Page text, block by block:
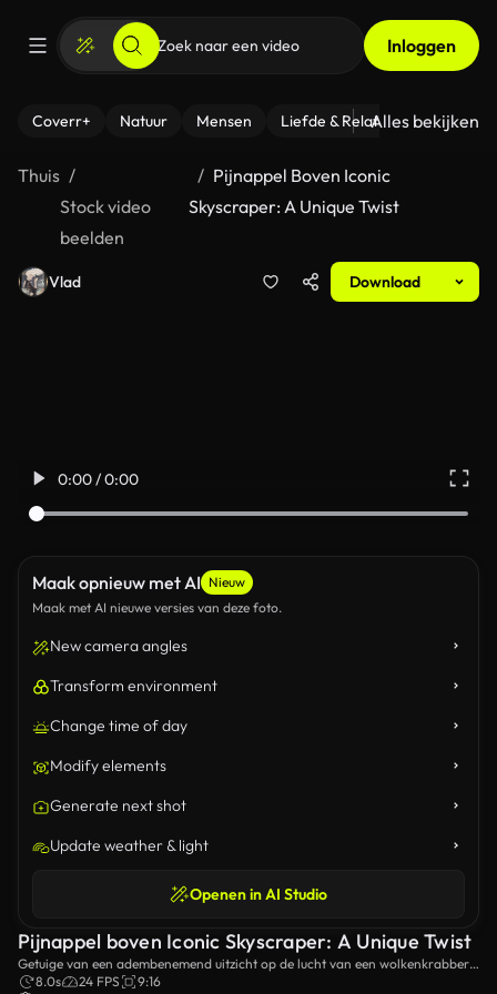
Inloggen
Coverr+ Natuur Mensen Liefde & Relaties - Fitness
Alles bekijken
Thuis
Stock video
beelden
Pijnappel Boven Iconic
Skyscraper: A Unique Twist
Vlad Download
0:00 / 0:00
Maak opnieuw met AI Nieuw
Maak met AI nieuwe versies van deze foto.
New camera angles
Transform environment
Change time of day
Modify elements
Generate next shot
Update weather & light
Openen in AI Studio
Pijnappel boven Iconic Skyscraper: A Unique Twist
Getuige van een adembenemend uitzicht op de lucht van een wolkenkrabber
versierd met een overgrote ananas, juxtaposed tegen een uitgestrekt stedelijk
8.0s 24 FPS
9:16